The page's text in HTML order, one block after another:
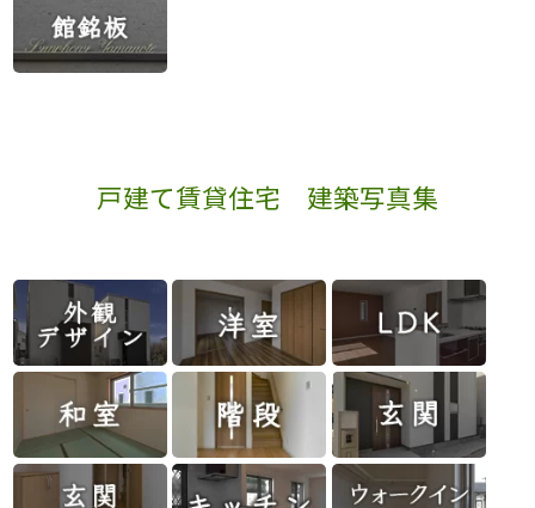
戸建て賃貸住宅 建築写真集